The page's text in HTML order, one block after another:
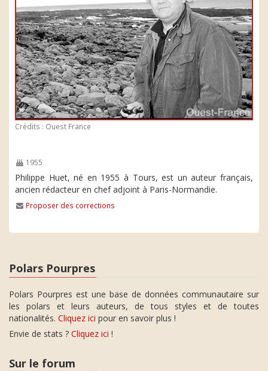
Crédits : Ouest France
1955
Philippe Huet, né en 1955 à Tours, est un auteur français,
ancien rédacteur en chef adjoint à Paris-Normandie.
Proposer des corrections
Polars Pourpres
Polars Pourpres est une base de données communautaire sur
les polars et leurs auteurs, de tous styles et de toutes
nationalités. Cliquez ici pour en savoir plus !
Envie de stats ? Cliquez ici !
Sur le forum